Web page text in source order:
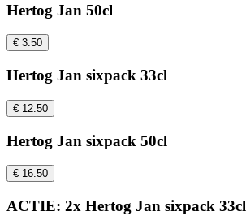
Hertog Jan 50cl
€ 3.50
Hertog Jan sixpack 33cl
€ 12.50
Hertog Jan sixpack 50cl
€ 16.50
ACTIE: 2x Hertog Jan sixpack 33cl